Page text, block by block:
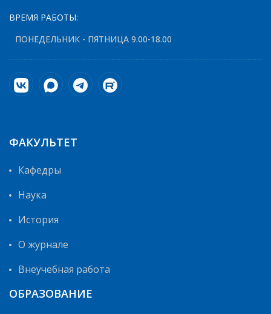
ВРЕМЯ РАБОТЫ:
ПОНЕДЕЛЬНИК - ПЯТНИЦА 9.00-18.00
ФАКУЛЬТЕТ
Кафедры
Наука
История
О журнале
Внеучебная работа
ОБРАЗОВАНИЕ